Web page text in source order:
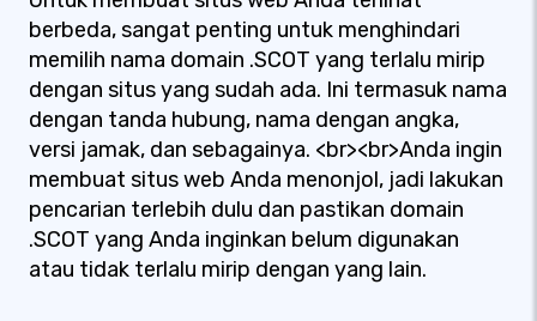
berbeda, sangat penting untuk menghindari
memilih nama domain .SCOT yang terlalu mirip
dengan situs yang sudah ada. Ini termasuk nama
dengan tanda hubung, nama dengan angka,
versi jamak, dan sebagainya. <br><br>Anda ingin
membuat situs web Anda menonjol, jadi lakukan
pencarian terlebih dulu dan pastikan domain
.SCOT yang Anda inginkan belum digunakan
atau tidak terlalu mirip dengan yang lain.